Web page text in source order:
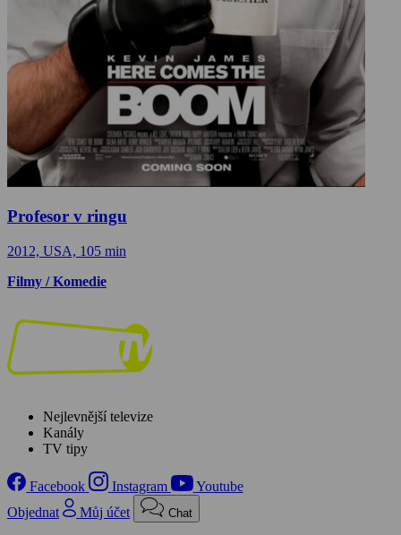
Profesor v ringu
2012, USA, 105 min
Filmy / Komedie
Nejlevnější televize
Kanály
TV tipy
Facebook Instagram
Youtube
Objednat
Můj účet Chat